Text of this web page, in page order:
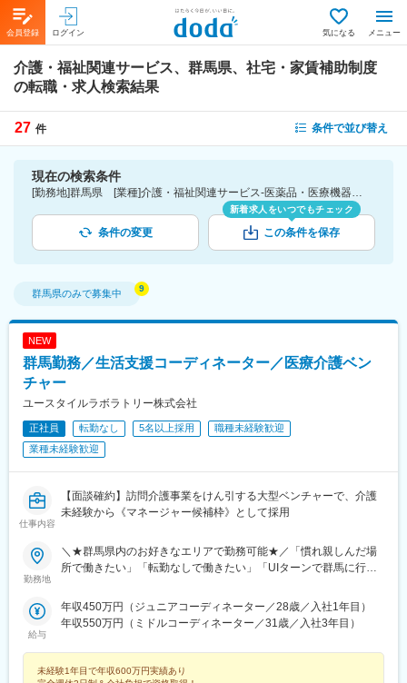
会員登録 ログイン 気になる メニュー
介護・福祉関連サービス、群馬県、社宅・家賃補助制度
の転職・求人検索結果
27 件 条件で並び替え
現在の検索条件
[勤務地]群馬県 [業種]介護・福祉関連サービス-医薬品・医療機器・ライフサイエンス・医療系サービス [詳細条件](待遇・福利厚生)社宅・家賃補助制度
条件の変更
新着求人をいつでもチェック
この条件を保存
群馬県のみで募集中
NEW
群馬勤務／生活支援コーディネーター／医療介護ベン
チャー
ユースタイルラボラトリー株式会社
正社員 転勤なし 5名以上採用
職種未経験歓迎
業種未経験歓迎
仕事内容
【面談確約】訪問介護事業をけん引する大型ベンチャーで、介護
未経験から《マネージャー候補枠》として採用
勤務地
＼★群馬県内のお好きなエリアで勤務可能★／「慣れ親しんだ場
所で働きたい」「転勤なしで働きたい」「UIターンで群馬に行き
橋市、高崎市、桐生市、伊勢崎市、太田市、沼田市、館林市、渋
川市、藤岡市、富岡市、安中市、榛東村、吉岡町、上野村、下仁
和町、千代田町、大泉町、みどり市、東吾妻町、みなかみ町、邑
楽町※希望勤務地を踏まえて配属決定します※受動喫煙対策あり＝
給与
年収450万円（ジュニアコーディネーター／28歳／入社1年目）
年収550万円（ミドルコーディネーター／31歳／入社3年目）
未経験1年目で年収600万円実績あり